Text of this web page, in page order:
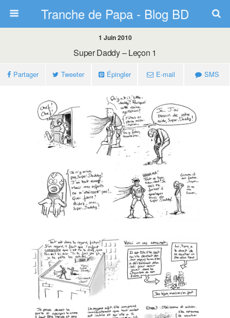
Tranche de Papa - Blog BD
1 Juin 2010
Super Daddy – Leçon 1
Partager Tweeter Épingler E-mail SMS